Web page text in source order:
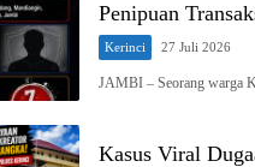
Penipuan
Kerinci 27 Juli 2026
JAMBI – Seorang warga
Kasus Viral